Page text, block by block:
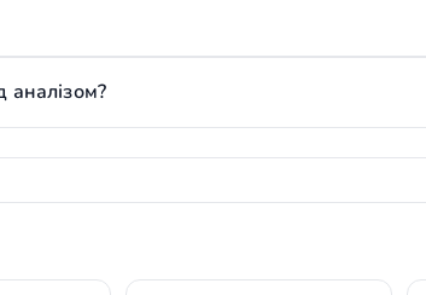
аналізом?